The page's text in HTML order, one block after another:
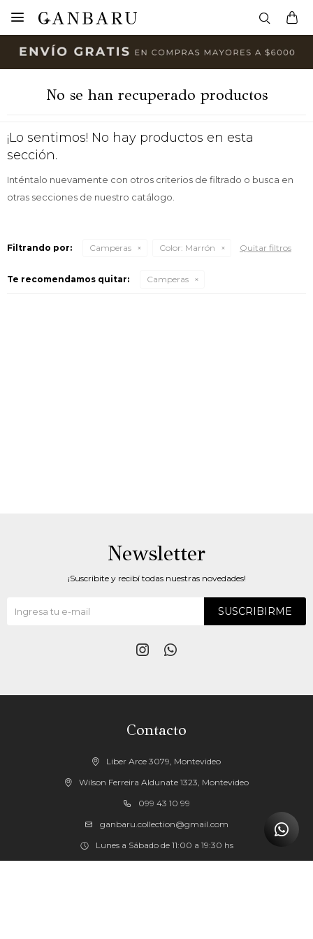

No se han recuperado productos
¡Lo sentimos! No hay productos en esta
sección.
Inténtalo nuevamente con otros criterios de filtrado o busca en
otras secciones de nuestro catálogo.
Filtrando por: Camperas Color: Marrón Quitar filtros
Te recomendamos quitar: Camperas
Contacto
Liber Arce 3079, Montevideo
Wilson Ferreira Aldunate 1323, Montevideo
099 43 10 99
ganbaru.collection@gmail.com
Lunes a Sábado de 11:00 a 19:30 hs
Newsletter
¡Suscribite y recibí todas nuestras novedades!
SUSCRIBIRME
 